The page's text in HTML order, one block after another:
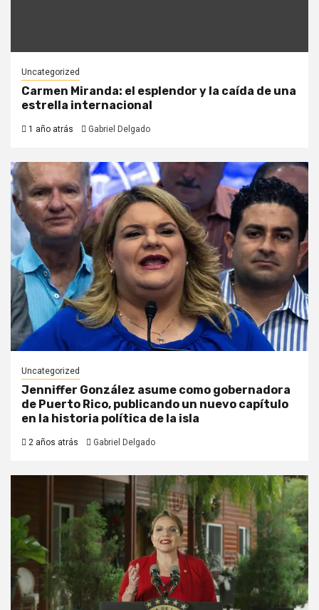
Uncategorized
Carmen Miranda: el esplendor y la caída de una
estrella internacional
1 año atrás Gabriel Delgado
Uncategorized
Jenniffer González asume como gobernadora
de Puerto Rico, publicando un nuevo capítulo
en la historia política de la isla
2 años atrás Gabriel Delgado